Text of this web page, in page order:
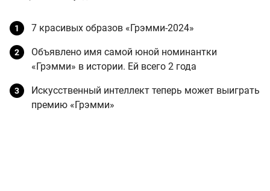
7 красивых образов «Грэмми-2024»
Объявлено имя самой юной номинантки
«Грэмми» в истории. Ей всего 2 года
Искусственный интеллект теперь может выиграть
премию «Грэмми»